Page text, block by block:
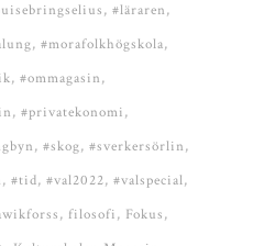
#läraren
#morafolkhögskola
#ommagasin
#privatekonomi
#skog #sverkersörlin
#tid #val2022 #valspecial
filosofi
Fokus